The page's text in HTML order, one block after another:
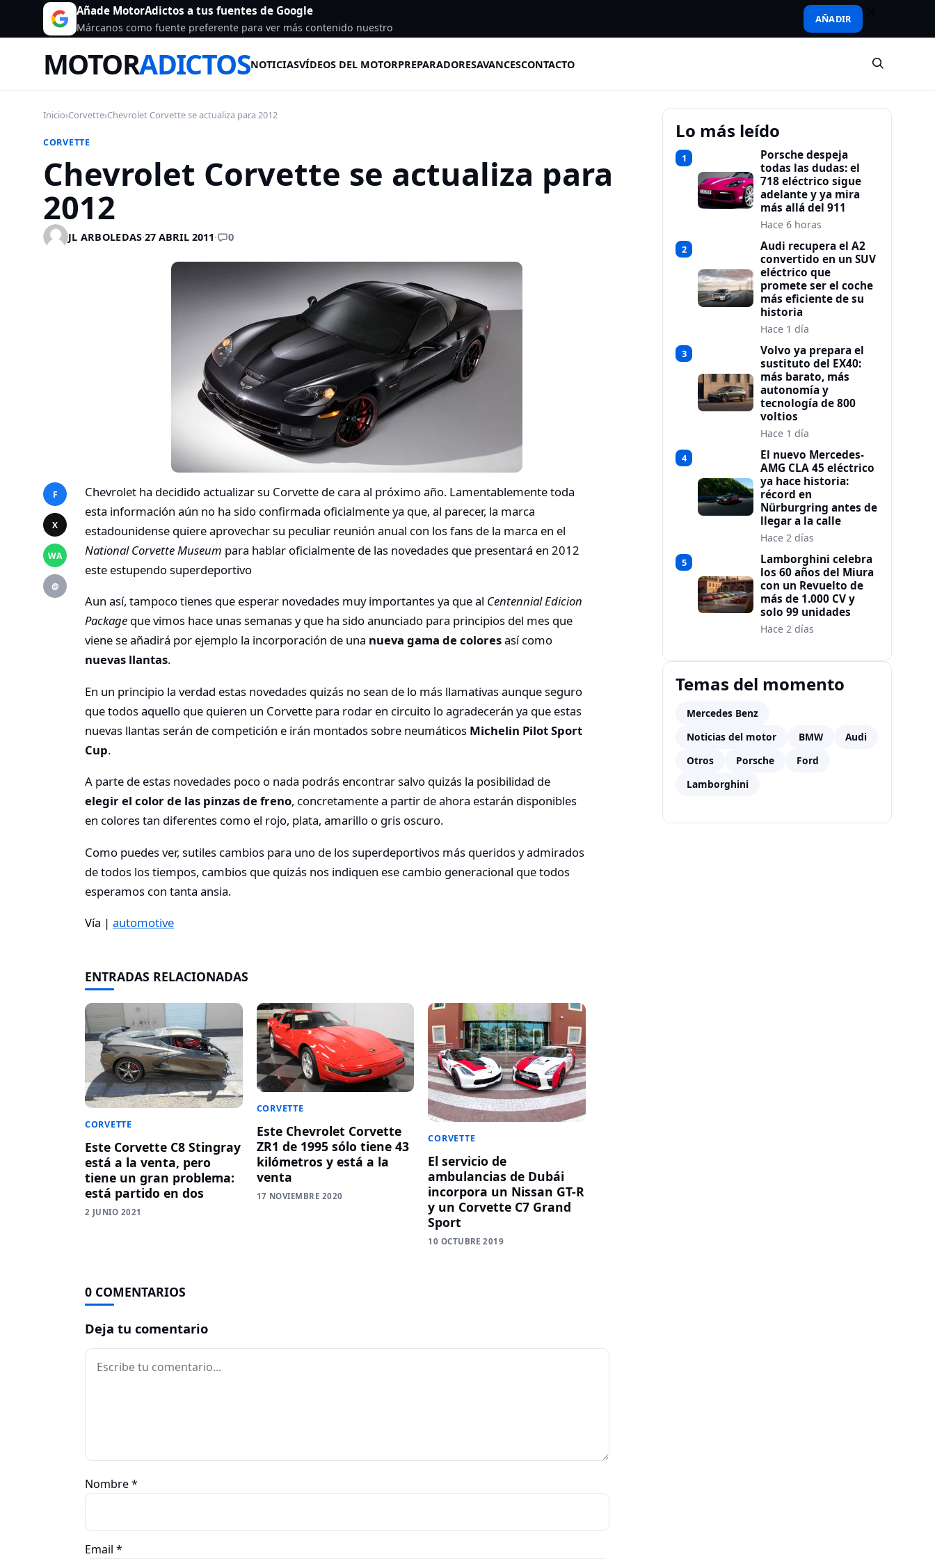
Añade MotorAdictos a tus fuentes de Google
Márcanos como fuente preferente para ver más contenido nuestro
AÑADIR
MOTORADICTOSNOTICIASVÍDEOS DEL MOTORPREPARADORESAVANCESCONTACTO
Inicio›Corvette›Chevrolet Corvette se actualiza para 2012
CORVETTE
Chevrolet Corvette se actualiza para
2012
JL ARBOLEDAS·27 ABRIL 2011· 0
F
X
WA
@
Chevrolet ha decidido actualizar su Corvette de cara al próximo año. Lamentablemente toda
esta información aún no ha sido confirmada oficialmente ya que, al parecer, la marca
estadounidense quiere aprovechar su peculiar reunión anual con los fans de la marca en el
National Corvette Museum para hablar oficialmente de las novedades que presentará en 2012
este estupendo superdeportivo
Aun así, tampoco tienes que esperar novedades muy importantes ya que al Centennial Edicion
Package que vimos hace unas semanas y que ha sido anunciado para principios del mes que
viene se añadirá por ejemplo la incorporación de una nueva gama de coloresasí como
nuevas llantas.
En un principio la verdad estas novedades quizás no sean de lo más llamativas aunque seguro
que todos aquello que quieren un Corvette para rodar en circuito lo agradecerán ya que estas
nuevas llantas serán de competición e irán montados sobre neumáticos Michelin Pilot Sport
Cup.
A parte de estas novedades poco o nada podrás encontrar salvo quizás la posibilidad de
elegir el color de las pinzas de freno, concretamente a partir de ahora estarán disponibles
en colores tan diferentes como el rojo, plata, amarillo o gris oscuro.
Como puedes ver, sutiles cambios para uno de los superdeportivos más queridos y admirados
de todos los tiempos, cambios que quizás nos indiquen ese cambio generacional que todos
esperamos con tanta ansia.
Vía | automotive
ENTRADAS RELACIONADAS
CORVETTE
Este Corvette C8 Stingray
está a la venta, pero
tiene un gran problema:
está partido en dos
2 JUNIO 2021
CORVETTE
Este Chevrolet Corvette
ZR1 de 1995 sólo tiene 43
kilómetros y está a la
venta
17 NOVIEMBRE 2020
CORVETTE
El servicio de
ambulancias de Dubái
incorpora un Nissan GT-R
y un Corvette C7 Grand
Sport
10 OCTUBRE 2019
0 COMENTARIOS
Deja tu comentario
Comentario
Nombre*
Email *
Lo más leído
1
Porsche despeja
todas las dudas: el
718 eléctrico sigue
adelante y ya mira
más allá del 911
Hace 6 horas
2
Audi recupera el A2
convertido en un SUV
eléctrico que
promete ser el coche
más eficiente de su
historia
Hace 1 día
3
Volvo ya prepara el
sustituto del EX40:
más barato, más
autonomía y
tecnología de 800
voltios
Hace 1 día
4
El nuevo Mercedes-
AMG CLA 45 eléctrico
ya hace historia:
récord en
Nürburgring antes de
llegar a la calle
Hace 2 días
5
Lamborghini celebra
los 60 años del Miura
con un Revuelto de
más de 1.000 CV y
solo 99 unidades
Hace 2 días
Temas del momento
Mercedes Benz
Noticias del motor
BMW
Audi
Otros
Porsche
Ford
Lamborghini